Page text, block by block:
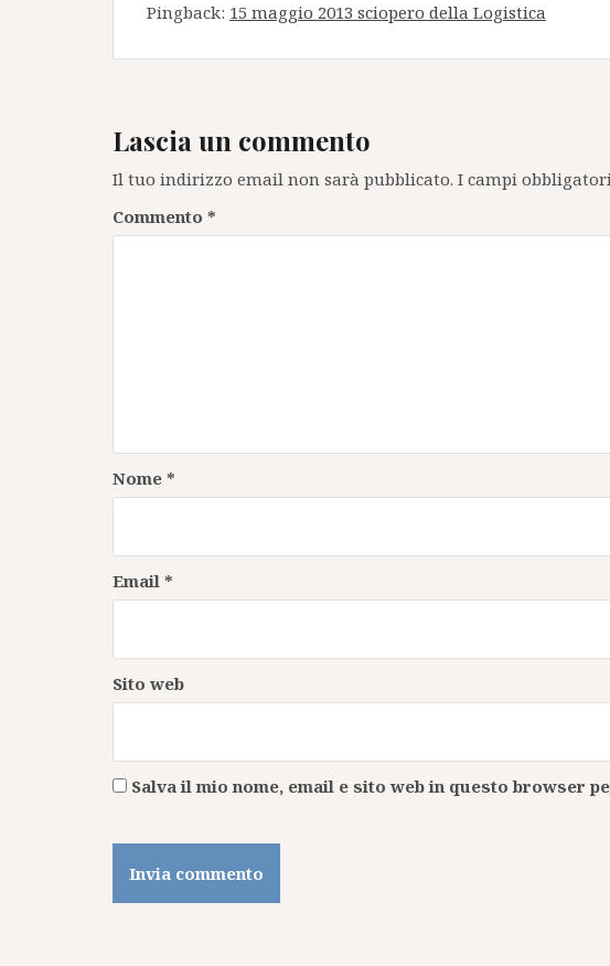
Pingback: 15 maggio 2013 sciopero della Logistica
Lascia un commento
Il tuo indirizzo email non sarà pubblicato. I campi
Commento *
Nome *
Email *
Sito web
Salva il mio nome, email e sito web in questo browser